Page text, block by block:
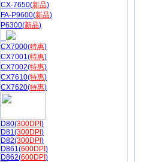
CX-7650(新品)
FA-P9600(新品)
P6300(新品)
CX7000(特惠)
CX7001(特惠)
CX7002(特惠)
CX7610(特惠)
CX7620(特惠)
D80(300DPI )
D81(300DPI )
D82(300DPI )
D861(600DPI )
D862(600DPI )